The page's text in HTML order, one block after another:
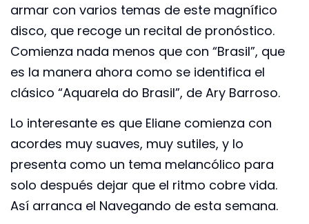
armar con varios temas de este magnífico
disco, que recoge un recital de pronóstico.
Comienza nada menos que con “Brasil”, que
es la manera ahora como se identifica el
clásico “Aquarela do Brasil”, de Ary Barroso.
Lo interesante es que Eliane comienza con
acordes muy suaves, muy sutiles, y lo
presenta como un tema melancólico para
solo después dejar que el ritmo cobre vida.
Así arranca el Navegando de esta semana.